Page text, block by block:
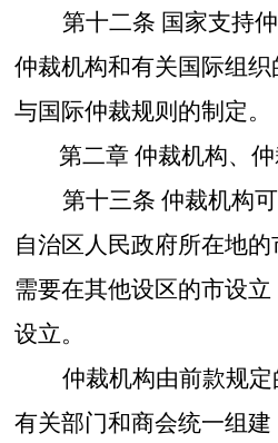
第十二条 国家支持
仲裁机构和有关国际组
与国际仲裁规则的制定。
第二章 仲裁机构、
第十三条 仲裁机构
自治区人民政府所在地
需要在其他设区的市设
设立。
仲裁机构由前款规
有关部门和商会统一组建